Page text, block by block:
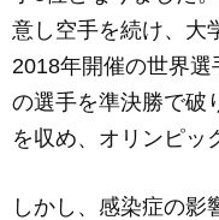
意し空手を続け、大
2018年開催の世界
の選手を準決勝で破
を収め、オリンピッ
しかし、感染症の影